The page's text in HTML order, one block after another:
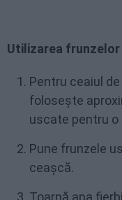
Utilizarea
Pentru ceaiul
folosește
uscate pentru o
Pune frunzele
ceașcă.
Toarnă apa